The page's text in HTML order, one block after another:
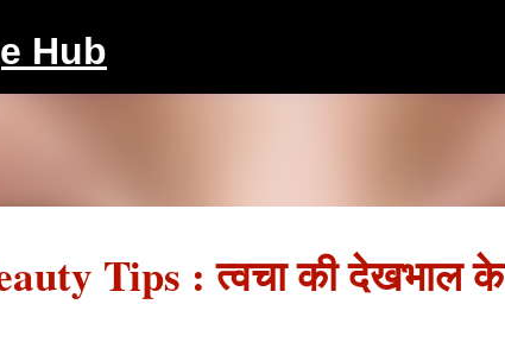
Hub
Tips : त्वचा की देखभाल के